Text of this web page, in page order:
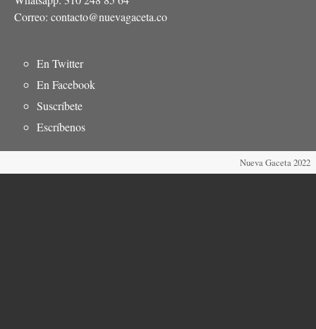
Correo: contacto@nuevagaceta.co
Menú
del
pie
En Twitter
En Facebook
Suscríbete
Escríbenos
Nueva Gaceta 2022